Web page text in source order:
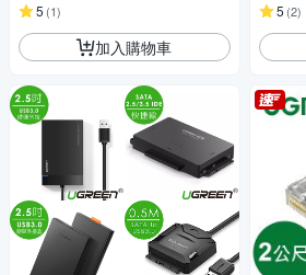
5 (1)
加入購物車
5 (2)